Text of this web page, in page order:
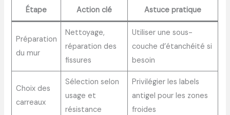
Étape
Action clé Astuce pratique
Préparation
du mur
Nettoyage,
réparation des
fissures
Utiliser une sous-
couche d’étanchéité si
besoin
Choix des
carreaux
Sélection selon
usage et
résistance
Privilégier les labels
antigel pour les zones
froides